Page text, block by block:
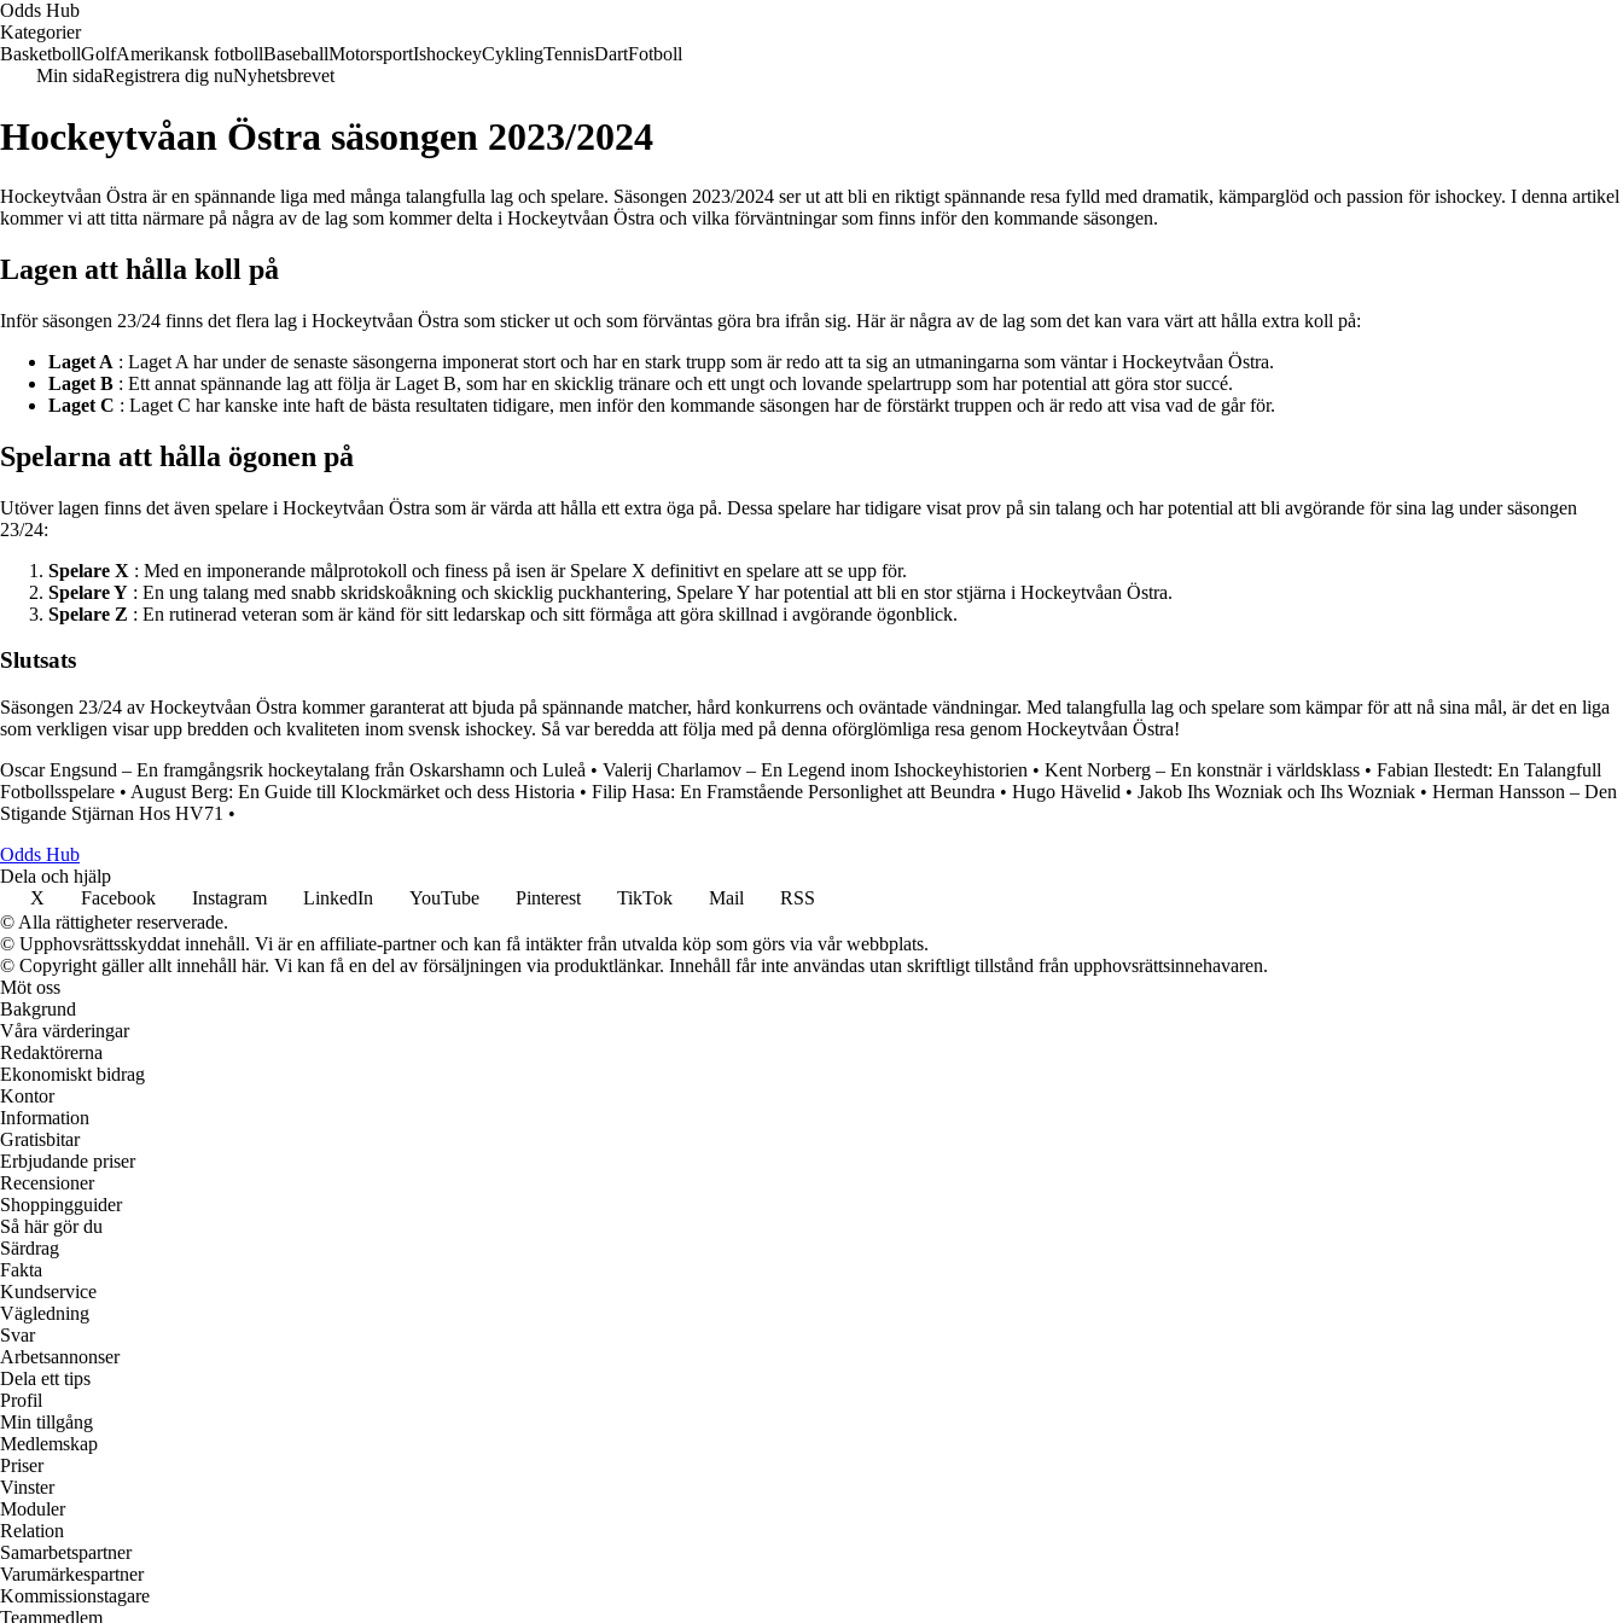
Odds Hub
Kategorier
BasketbollGolfAmerikansk fotbollBaseballMotorsportIshockeyCyklingTennisDartFotboll
Min sidaRegistrera dig nuNyhetsbrevet
Hockeytvåan Östra säsongen 2023/2024
Hockeytvåan Östra är en spännande liga med många talangfulla lag och spelare. Säsongen 2023/2024 ser ut att bli en riktigt spännande resa fylld med dramatik, kämparglöd och passion för ishockey. I denna artikel
kommer vi att titta närmare på några av de lag som kommer delta i Hockeytvåan Östra och vilka förväntningar som finns inför den kommande säsongen.
Lagen att hålla koll på
Inför säsongen 23/24 finns det flera lag i Hockeytvåan Östra som sticker ut och som förväntas göra bra ifrån sig. Här är några av de lag som det kan vara värt att hålla extra koll på:
Laget A : Laget A har under de senaste säsongerna imponerat stort och har en stark trupp som är redo att ta sig an utmaningarna som väntar i Hockeytvåan Östra.
Laget B : Ett annat spännande lag att följa är Laget B, som har en skicklig tränare och ett ungt och lovande spelartrupp som har potential att göra stor succé.
Laget C : Laget C har kanske inte haft de bästa resultaten tidigare, men inför den kommande säsongen har de förstärkt truppen och är redo att visa vad de går för.
Spelarna att hålla ögonen på
Utöver lagen finns det även spelare i Hockeytvåan Östra som är värda att hålla ett extra öga på. Dessa spelare har tidigare visat prov på sin talang och har potential att bli avgörande för sina lag under säsongen
23/24:
Spelare X : Med en imponerande målprotokoll och finess på isen är Spelare X definitivt en spelare att se upp för.
Spelare Y : En ung talang med snabb skridskoåkning och skicklig puckhantering, Spelare Y har potential att bli en stor stjärna i Hockeytvåan Östra.
Spelare Z : En rutinerad veteran som är känd för sitt ledarskap och sitt förmåga att göra skillnad i avgörande ögonblick.
Slutsats
Säsongen 23/24 av Hockeytvåan Östra kommer garanterat att bjuda på spännande matcher, hård konkurrens och oväntade vändningar. Med talangfulla lag och spelare som kämpar för att nå sina mål, är det en liga
som verkligen visar upp bredden och kvaliteten inom svensk ishockey. Så var beredda att följa med på denna oförglömliga resa genom Hockeytvåan Östra!
Oscar Engsund – En framgångsrik hockeytalang från Oskarshamn och Luleå • Valerij Charlamov – En Legend inom Ishockeyhistorien • Kent Norberg – En konstnär i världsklass • Fabian Ilestedt: En Talangfull
Fotbollsspelare • August Berg: En Guide till Klockmärket och dess Historia • Filip Hasa: En Framstående Personlighet att Beundra • Hugo Hävelid • Jakob Ihs Wozniak och Ihs Wozniak • Herman Hansson – Den
Stigande Stjärnan Hos HV71 •
Odds Hub
Dela och hjälp
X
Facebook Instagram LinkedIn YouTube Pinterest TikTok Mail
RSS
© Alla rättigheter reserverade.
© Upphovsrättsskyddat innehåll. Vi är en affiliate-partner och kan få intäkter från utvalda köp som görs via vår webbplats.
© Copyright gäller allt innehåll här. Vi kan få en del av försäljningen via produktlänkar. Innehåll får inte användas utan skriftligt tillstånd från upphovsrättsinnehavaren.
Möt oss
Bakgrund
Våra värderingar
Redaktörerna
Ekonomiskt bidrag
Kontor
Information
Gratisbitar
Erbjudande priser
Recensioner
Shoppingguider
Så här gör du
Särdrag
Fakta
Kundservice
Vägledning
Svar
Arbetsannonser
Dela ett tips
Profil
Min tillgång
Medlemskap
Priser
Vinster
Moduler
Relation
Samarbetspartner
Varumärkespartner
Kommissionstagare
Teammedlem